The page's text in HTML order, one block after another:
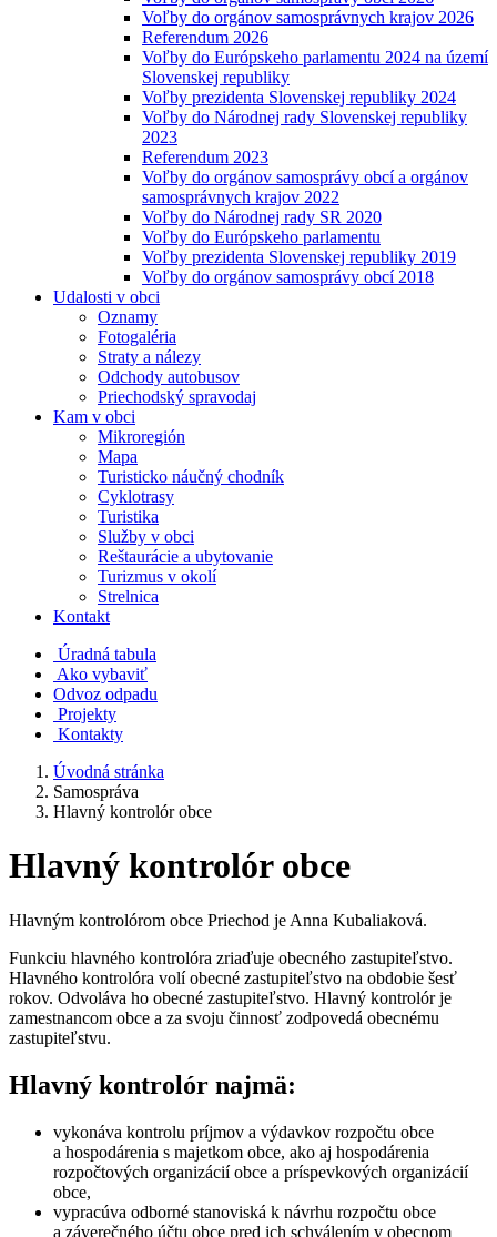
Voľby do orgánov samosprávnych krajov 2026
Referendum 2026
Voľby do Európskeho parlamentu 2024 na území
Slovenskej republiky
Voľby prezidenta Slovenskej republiky 2024
Voľby do Národnej rady Slovenskej republiky
2023
Referendum 2023
Voľby do orgánov samosprávy obcí a orgánov
samosprávnych krajov 2022
Voľby do Národnej rady SR 2020
Voľby do Európskeho parlamentu
Voľby prezidenta Slovenskej republiky 2019
Voľby do orgánov samosprávy obcí 2018
Udalosti v obci
Oznamy
Fotogaléria
Straty a nálezy
Odchody autobusov
Priechodský spravodaj
Kam v obci
Mikroregión
Mapa
Turisticko náučný chodník
Cyklotrasy
Turistika
Služby v obci
Reštaurácie a ubytovanie
Turizmus v okolí
Strelnica
Kontakt
Úradná tabula
Ako vybaviť
Odvoz odpadu
Projekty
Kontakty
Úvodná stránka
Samospráva
Hlavný kontrolór obce
Hlavný kontrolór obce
Hlavným kontrolórom obce Priechod je Anna Kubaliaková.
Funkciu hlavného kontrolóra zriaďuje obecného zastupiteľstvo.
Hlavného kontrolóra volí obecné zastupiteľstvo na obdobie šesť
rokov. Odvoláva ho obecné zastupiteľstvo. Hlavný kontrolór je
zamestnancom obce a za svoju činnosť zodpovedá obecnému
zastupiteľstvu.
Hlavný kontrolór najmä:
vykonáva kontrolu príjmov a výdavkov rozpočtu obce
a hospodárenia s majetkom obce, ako aj hospodárenia
rozpočtových organizácií obce a príspevkových organizácií
obce,
vypracúva odborné stanoviská k návrhu rozpočtu obce
a záverečného účtu obce pred ich schválením v obecnom